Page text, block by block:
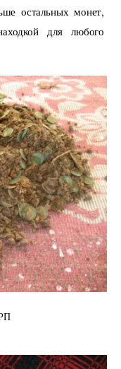
остальных монет,
для любого